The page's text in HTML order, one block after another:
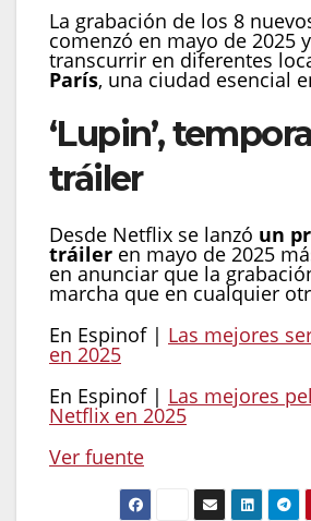
La grabación de los 8
comenzó en mayo de 2025
transcurrir en diferentes
París, una ciudad esencial
‘Lupin’,
tráiler
Desde Netflix se lanzó un
tráiler en mayo de 2025
en anunciar que la
marcha que en cualquier
En Espinof | Las mejores
en 2025
En Espinof | Las mejores
Netflix en 2025
Ver fuente